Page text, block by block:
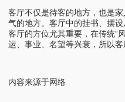
客厅不仅是待客的地方，也是
气的地方。客厅中的挂书、摆
客厅的方位尤其重要，在传统“
运、事业、名望等兴衰，所以
内容来源于网络